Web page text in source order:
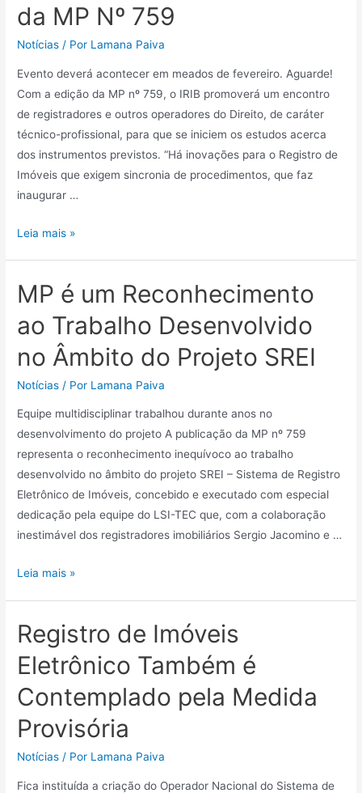
da MP Nº 759
Notícias / Por Lamana Paiva
Evento deverá acontecer em meados de fevereiro. Aguarde!
Com a edição da MP nº 759, o IRIB promoverá um encontro
de registradores e outros operadores do Direito, de caráter
técnico-profissional, para que se iniciem os estudos acerca
dos instrumentos previstos. “Há inovações para o Registro de
Imóveis que exigem sincronia de procedimentos, que faz
inaugurar …
Leia mais »
MP é um Reconhecimento
ao Trabalho Desenvolvido
no Âmbito do Projeto SREI
Notícias / Por Lamana Paiva
Equipe multidisciplinar trabalhou durante anos no
desenvolvimento do projeto A publicação da MP nº 759
representa o reconhecimento inequívoco ao trabalho
desenvolvido no âmbito do projeto SREI – Sistema de Registro
Eletrônico de Imóveis, concebido e executado com especial
dedicação pela equipe do LSI-TEC que, com a colaboração
inestimável dos registradores imobiliários Sergio Jacomino e …
Leia mais »
Registro de Imóveis
Eletrônico Também é
Contemplado pela Medida
Provisória
Notícias / Por Lamana Paiva
Fica instituída a criação do Operador Nacional do Sistema de